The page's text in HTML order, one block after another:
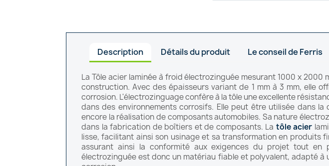
Description Détails du produit Le conseil de Ferris
La Tôle acier laminée à froid électrozinguée mesurant 1000 x
construction. Avec des épaisseurs variant de 1 mm à 3 mm, elle
corrosion. L'électrozinguage confère à la tôle une excellente
dans des environnements corrosifs. Elle peut être utilisée dans
encore la réalisation de composants automobiles. Sa nature
dans la fabrication de boîtiers et de composants. La tôle acier
lisse, facilitant ainsi son usinage et sa transformation en produits
assurant ainsi la conformité aux exigences du projet tout
électrozinguée est donc un matériau fiable et polyvalent, adapté